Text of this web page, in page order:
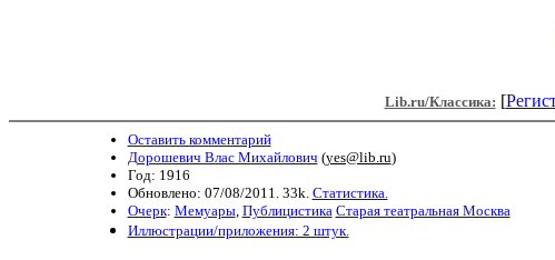
Lib.ru/Классика: [
Оставить комментарий
Дорошевич Влас Михайлович (yes@lib.ru)
Год: 1916
Обновлено: 07/08/2011. 33k. Статистика.
Очерк: Мемуары, Публицистика Старая театральная Москва
Иллюстрации/приложения: 2 штук.